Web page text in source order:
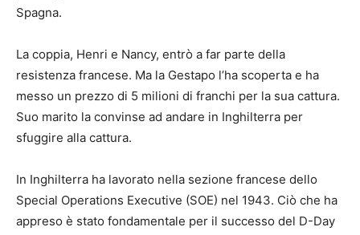
Spagna.
La coppia, Henri e Nancy, entrò a far parte della
resistenza francese. Ma la Gestapo l’ha scoperta e ha
messo un prezzo di 5 milioni di franchi per la sua cattura.
Suo marito la convinse ad andare in Inghilterra per
sfuggire alla cattura.
In Inghilterra ha lavorato nella sezione francese dello
Special Operations Executive (SOE) nel 1943. Ciò che ha
appreso è stato fondamentale per il successo del D-Day